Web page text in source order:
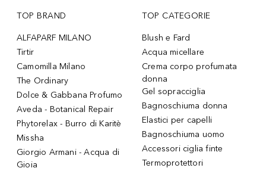
TOP BRAND
ALFAPARF MILANO
Tirtir
Camomilla Milano
The Ordinary
Dolce & Gabbana Profumo
Aveda - Botanical Repair
Phytorelax - Burro di Karitè
Missha
Giorgio Armani - Acqua di
Gioia
TOP CATEGORIE
Blush e Fard
Acqua micellare
Crema corpo profumata
donna
Gel sopracciglia
Bagnoschiuma donna
Elastici per capelli
Bagnoschiuma uomo
Accessori ciglia finte
Termoprotettori